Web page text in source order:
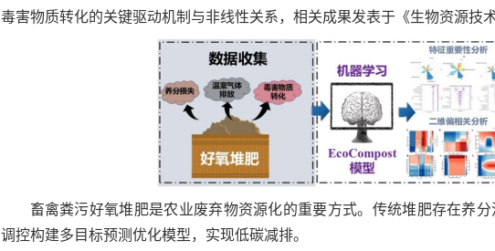
毒害物质转化的关键驱动机制与非线性关系，相关成果发表于《生物资源技
畜禽粪污好氧堆肥是农业废弃物资源化的重要方式。传统堆肥存在养
调控构建多目标预测优化模型，实现低碳减排。